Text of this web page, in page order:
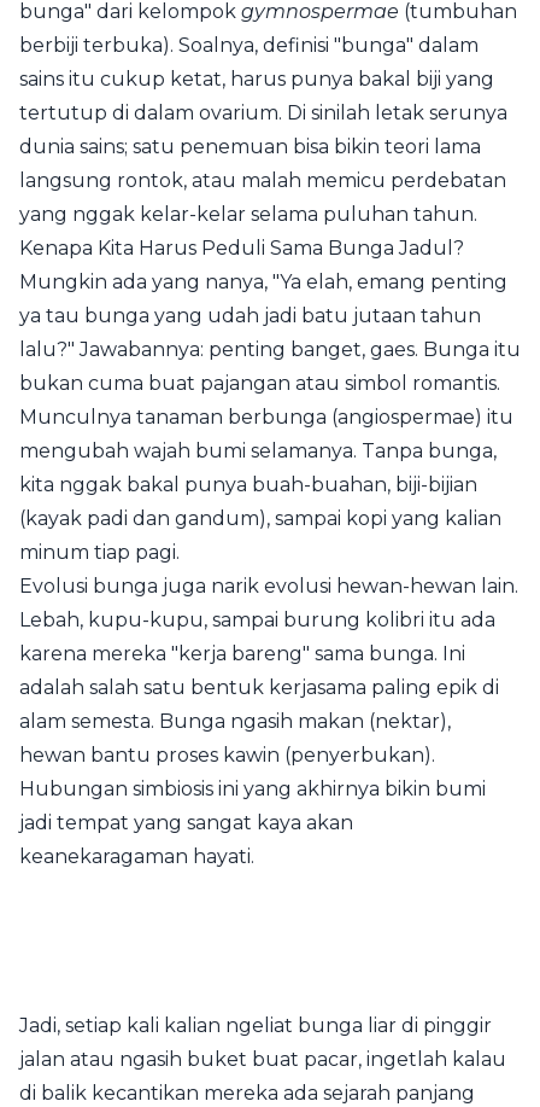
bunga" dari kelompok gymnospermae (tumbuhan
berbiji terbuka). Soalnya, definisi "bunga" dalam
sains itu cukup ketat, harus punya bakal biji yang
tertutup di dalam ovarium. Di sinilah letak serunya
dunia sains; satu penemuan bisa bikin teori lama
langsung rontok, atau malah memicu perdebatan
yang nggak kelar-kelar selama puluhan tahun.
Kenapa Kita Harus Peduli Sama Bunga Jadul?
Mungkin ada yang nanya, "Ya elah, emang penting
ya tau bunga yang udah jadi batu jutaan tahun
lalu?" Jawabannya: penting banget, gaes. Bunga itu
bukan cuma buat pajangan atau simbol romantis.
Munculnya tanaman berbunga (angiospermae) itu
mengubah wajah bumi selamanya. Tanpa bunga,
kita nggak bakal punya buah-buahan, biji-bijian
(kayak padi dan gandum), sampai kopi yang kalian
minum tiap pagi.
Evolusi bunga juga narik evolusi hewan-hewan lain.
Lebah, kupu-kupu, sampai burung kolibri itu ada
karena mereka "kerja bareng" sama bunga. Ini
adalah salah satu bentuk kerjasama paling epik di
alam semesta. Bunga ngasih makan (nektar),
hewan bantu proses kawin (penyerbukan).
Hubungan simbiosis ini yang akhirnya bikin bumi
jadi tempat yang sangat kaya akan
keanekaragaman hayati.
Jadi, setiap kali kalian ngeliat bunga liar di pinggir
jalan atau ngasih buket buat pacar, ingetlah kalau
di balik kecantikan mereka ada sejarah panjang